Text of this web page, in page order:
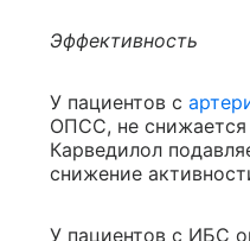
Эффективность
У пациентов с
ОПСС, не снижается
Карведилол
снижение
У пациентов с ИБС